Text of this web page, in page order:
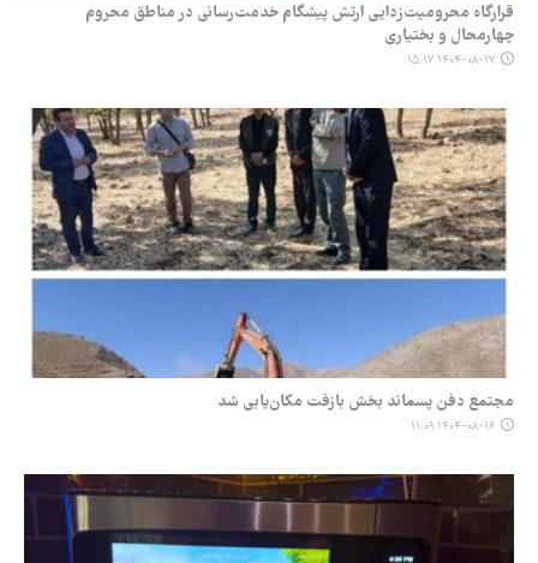
قرارگاه محرومیت‌زدایی ارتش پیشگام خدمت‌رسانی در مناطق محروم
چهارمحال و بختیاری
۱۴۰۴-۰۸-۱۷ ۱۵:۱۷
مجتمع دفن پسماند بخش بازفت مکان‌یابی شد
۱۴۰۴-۰۸-۱۶ ۱۱:۰۹